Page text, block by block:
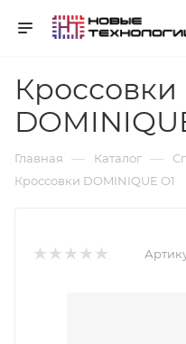
Кроссовки
Главная — Каталог —
Кроссовки DOMINIQUE O1